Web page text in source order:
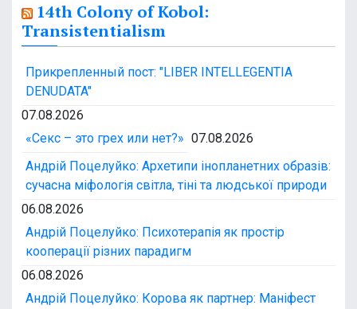
14th Colony of Kobol:
Transistentialism
Прикрепленный пост: "LIBER INTELLEGENTIA
DENUDATA"
07.08.2026
«Секс – это грех или нет?» 07.08.2026
Андрій Поцелуйко: Архетипи інопланетних образів:
сучасна міфологія світла, тіні та людської природи
06.08.2026
Андрій Поцелуйко: Психотерапія як простір
кооперації різних парадигм
06.08.2026
Андрій Поцелуйко: Корова як партнер: Маніфест